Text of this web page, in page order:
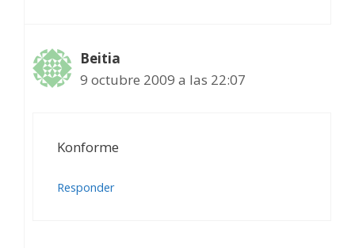
Beitia
9 octubre 2009 a las 22:07
Konforme
Responder